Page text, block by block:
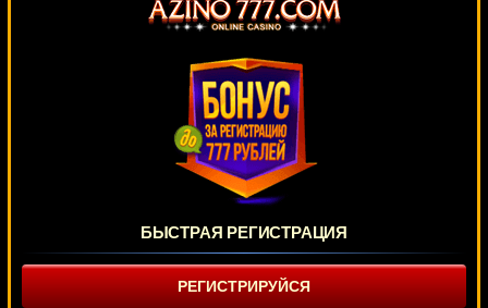
БЫСТРАЯ РЕГИСТРАЦИЯ
РЕГИСТРИРУЙСЯ